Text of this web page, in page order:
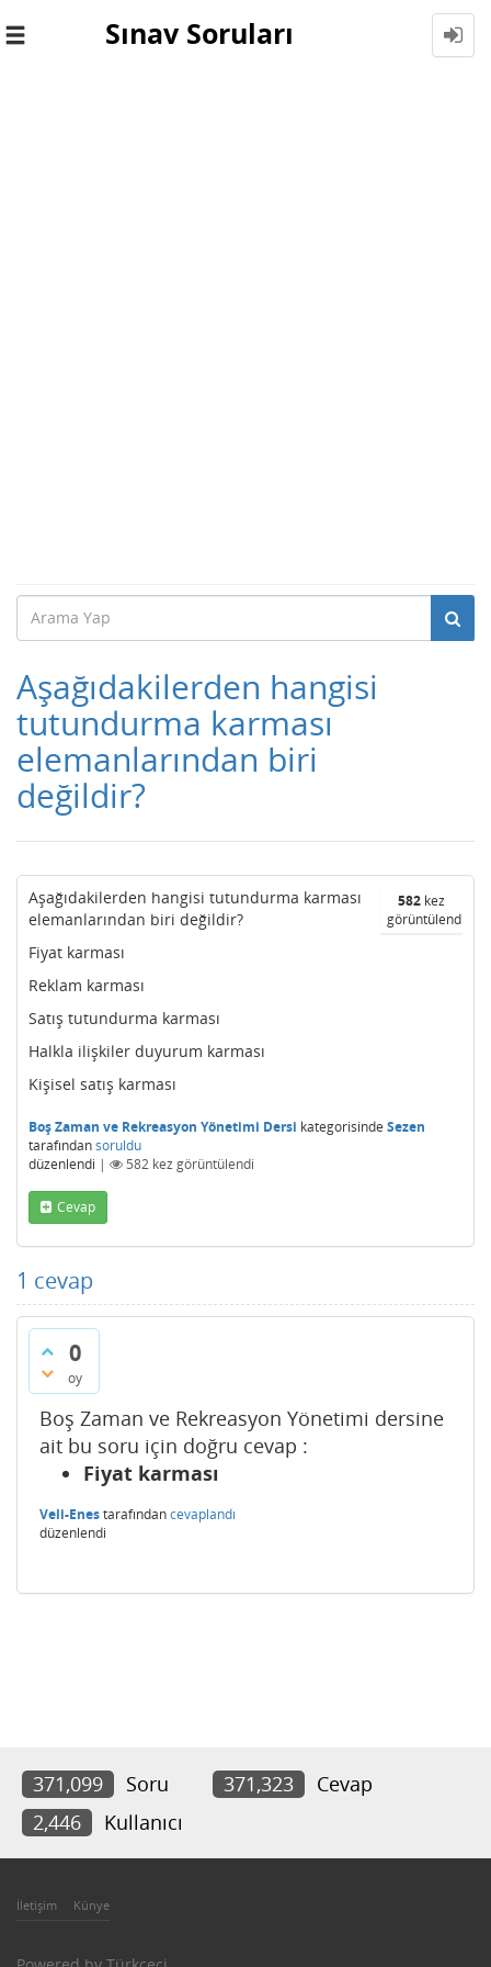
Toggle
Sınav Soruları
Aşağıdakilerden hangisi
tutundurma karması
elemanlarından biri
değildir?
582 kez
görüntülendi
Aşağıdakilerden hangisi tutundurma karması
elemanlarından biri değildir?
Fiyat karması
Reklam karması
Satış tutundurma karması
Halkla ilişkiler duyurum karması
Kişisel satış karması
Boş Zaman ve Rekreasyon Yönetimi Dersi kategorisinde Sezen
tarafındansoruldu
düzenlendi | 582 kez görüntülendi
Cevap
1 cevap
0
oy
Boş Zaman ve Rekreasyon Yönetimi dersine
ait bu soru için doğru cevap :
Fiyat karması
Veli-Enestarafındancevaplandı
düzenlendi
371,099 Soru 371,323
Cevap
2,446
Kullanıcı
İletişim Künye